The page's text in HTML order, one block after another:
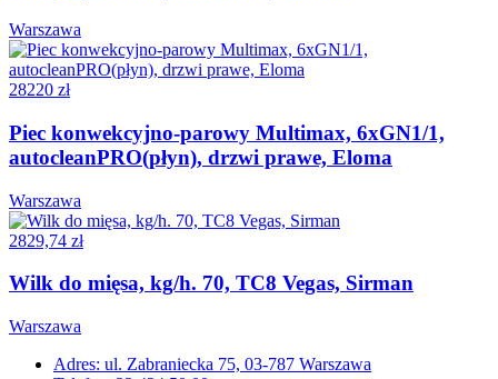
Warszawa
28220 zł
Piec konwekcyjno-parowy Multimax, 6xGN1/1,
autocleanPRO(płyn), drzwi prawe, Eloma
Warszawa
2829,74 zł
Wilk do mięsa, kg/h. 70, TC8 Vegas, Sirman
Warszawa
Adres: ul. Zabraniecka 75, 03-787 Warszawa